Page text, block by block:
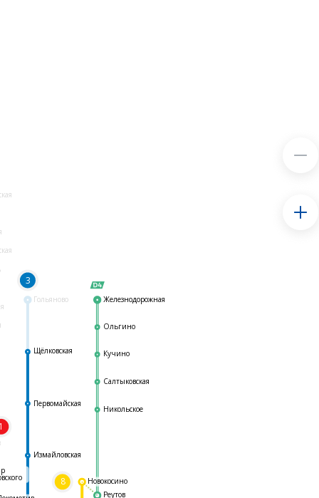
Гольяново
3
8
1
Железнодорожная
Ольгино
Кучино
Салтыковская
Никольское
Реутов
Измайловская
Первомайская
Щёлковская
Новокосино